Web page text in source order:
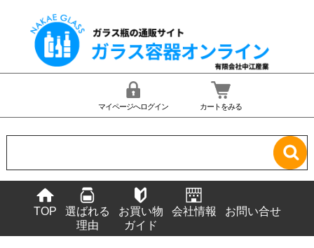
マイページへログイン カートをみる
TOP
選ばれる
理由
お買い物
ガイド
会社情報 お問い合せ